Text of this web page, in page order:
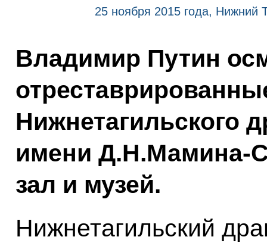
25 ноября 2015 года, Нижний
Владимир Путин
Нижнетагильского
имени Д.Н.Мамина-
зал и музей.
Нижнетагильский